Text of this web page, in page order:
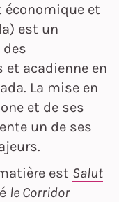
économique et
est un
acadienne en
La mise en
et de ses
un de ses
est Salut
le Corridor